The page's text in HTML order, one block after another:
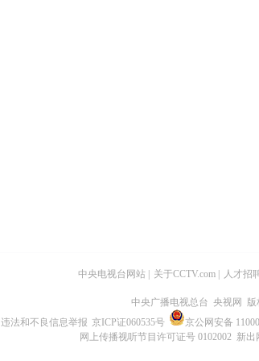
中央电视台网站 关于CCTV.com 人才招
中央广播电视总台 央视网 版
违法和不良信息举报 京ICP证060535号 京公网安备
网上传播视听节目许可证号 0102002 新